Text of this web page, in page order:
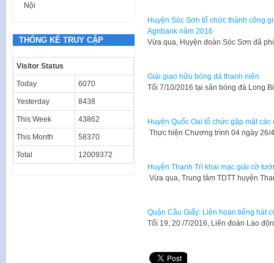
Huyện Sóc Sơn tổ chức thành công
Agribank năm 2016
Vừa qua, Huyện đoàn Sóc Sơn đã
Giải giao hữu bóng đá thanh niên
Tối 7/10/2016 tại sân bóng đá Long
Huyện Quốc Oai tổ chức gặp mặt
Thực hiện Chương trình 04 ngày
Huyện Thanh Trì khai mạc giải cờ
Vừa qua, Trung tâm TDTT huyện
Quận Cầu Giấy: Liên hoan tiếng hát
Tối 19, 20 /7/2016, Liên đoàn Lao
Nội
THỐNG KÊ TRUY CẬP
Visitor Status
Today 6070
Yesterday 8438
This Week 43862
This Month 58370
Total 12009372